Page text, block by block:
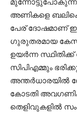
അണികളെ
പേര് ദോഷമാണ്
ഗുരുതരമായ
ഉയര്‍ന്ന സ്ഥിതിക്ക്
സിപിഎമ്മും
അന്തര്‍ധാരയില്‍
കോടതി
തെളിവുകളില്‍